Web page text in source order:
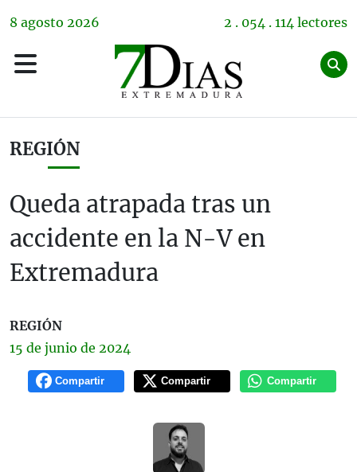
8 agosto 2026 2 . 054 . 114 lectores
REGIÓN
Queda atrapada tras un
accidente en la N-V en
Extremadura
REGIÓN
15 de junio de 2024
Compartir Compartir Compartir